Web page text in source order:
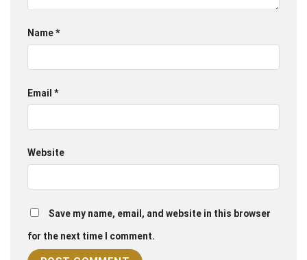
Name*
Email *
Website
Save my name, email, and website in this browser
for the next time I comment.